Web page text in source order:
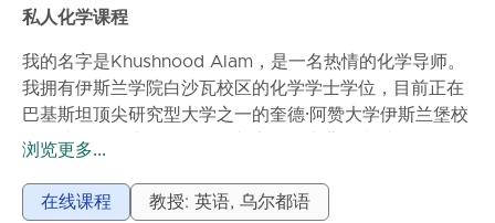
私人化学课程
我的名字是Khushnood Alam，是一名热情的化学导师。
我拥有伊斯兰学院白沙瓦校区的化学学士学位，目前正在
巴基斯坦顶尖研究型大学之一的奎德·阿赞大学伊斯兰堡校
区攻读化学硕士学位。凭借扎实的学术背景和对教学的浓
学。我有超过五年的实体课堂教学经验和两年成功的在线
浏览更多...
在线课程 教授: 英语, 乌尔都语